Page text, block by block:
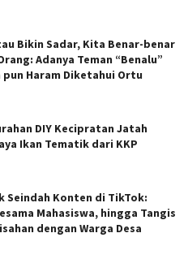
Bikin Sadar, Kita Benar-benar
Adanya Teman “Benalu”
pun Haram Diketahui Ortu
DIY Kecipratan Jatah
Ikan Tematik dari KKP
Seindah Konten di TikTok:
Mahasiswa, hingga Tangis
dengan Warga Desa